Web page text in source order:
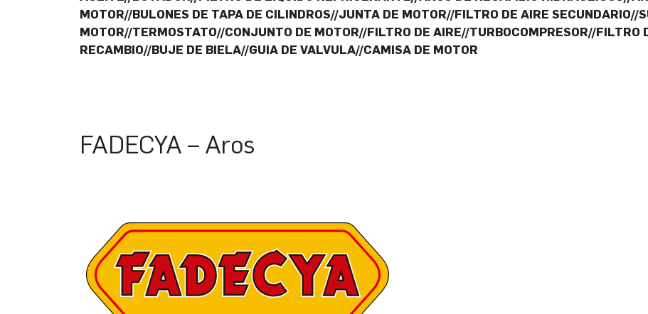
MOTOR//BULONES DE TAPA DE CILINDROS//JUNTA DE MOTOR//FILTRO DE AIRE SECUNDARIO//
MOTOR//TERMOSTATO//CONJUNTO DE MOTOR//FILTRO DE AIRE//TURBOCOMPRESOR//FILTRO
RECAMBIO//BUJE DE BIELA//GUIA DE VALVULA//CAMISA DE MOTOR
FADECYA – Aros